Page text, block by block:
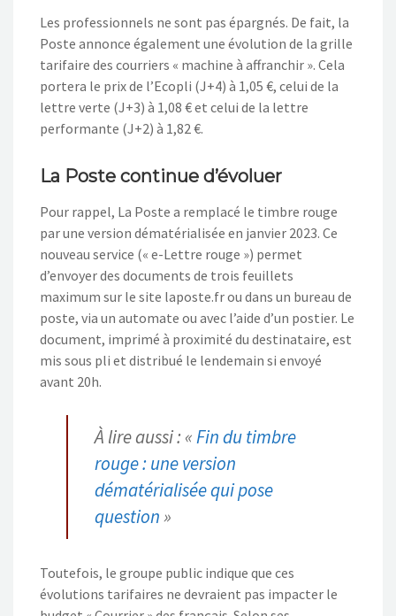
Les professionnels ne sont pas épargnés. De fait, la
Poste annonce également une évolution de la grille
tarifaire des courriers « machine à affranchir ». Cela
portera le prix de l’Ecopli (J+4) à 1,05 €, celui de la
lettre verte (J+3) à 1,08 € et celui de la lettre
performante (J+2) à 1,82 €.
La Poste continue d’évoluer
Pour rappel, La Poste a remplacé le timbre rouge
par une version dématérialisée en janvier 2023. Ce
nouveau service (« e-Lettre rouge ») permet
d’envoyer des documents de trois feuillets
maximum sur le site laposte.fr ou dans un bureau de
poste, via un automate ou avec l’aide d’un postier. Le
document, imprimé à proximité du destinataire, est
mis sous pli et distribué le lendemain si envoyé
avant 20h.
À lire aussi : «Fin du timbre
rouge : une version
dématérialisée qui pose
question»
Toutefois, le groupe public indique que ces
évolutions tarifaires ne devraient pas impacter le